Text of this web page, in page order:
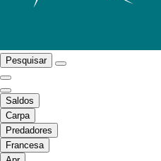
Pesquisar
Saldos
Carpa
Predadores
Francesa